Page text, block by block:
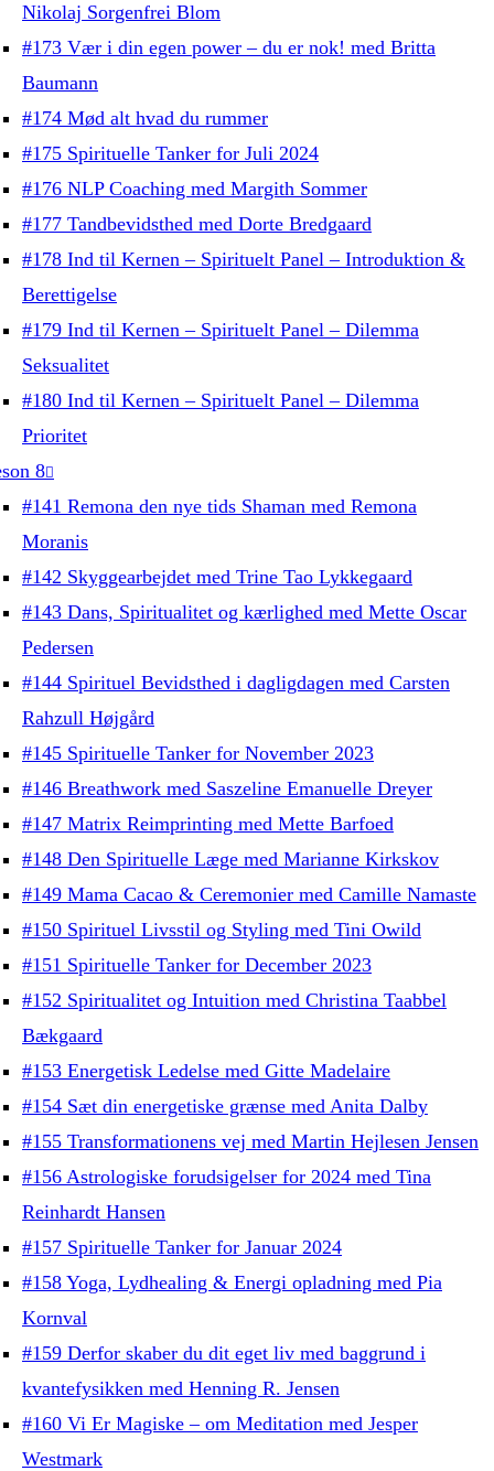
Nikolaj Sorgenfrei Blom
#173 Vær i din egen power – du er nok! med Britta
Baumann
#174 Mød alt hvad du rummer
#175 Spirituelle Tanker for Juli 2024
#176 NLP Coaching med Margith Sommer
#177 Tandbevidsthed med Dorte Bredgaard
#178 Ind til Kernen – Spirituelt Panel – Introduktion &
Berettigelse
#179 Ind til Kernen – Spirituelt Panel – Dilemma
Seksualitet
#180 Ind til Kernen – Spirituelt Panel – Dilemma
Prioritet
8
#141 Remona den nye tids Shaman med Remona
Moranis
#142 Skyggearbejdet med Trine Tao Lykkegaard
#143 Dans, Spiritualitet og kærlighed med Mette Oscar
Pedersen
#144 Spirituel Bevidsthed i dagligdagen med Carsten
Rahzull Højgård
#145 Spirituelle Tanker for November 2023
#146 Breathwork med Saszeline Emanuelle Dreyer
#147 Matrix Reimprinting med Mette Barfoed
#148 Den Spirituelle Læge med Marianne Kirkskov
#149 Mama Cacao & Ceremonier med Camille Namaste
#150 Spirituel Livsstil og Styling med Tini Owild
#151 Spirituelle Tanker for December 2023
#152 Spiritualitet og Intuition med Christina Taabbel
Bækgaard
#153 Energetisk Ledelse med Gitte Madelaire
#154 Sæt din energetiske grænse med Anita Dalby
#155 Transformationens vej med Martin Hejlesen Jensen
#156 Astrologiske forudsigelser for 2024 med Tina
Reinhardt Hansen
#157 Spirituelle Tanker for Januar 2024
#158 Yoga, Lydhealing & Energi opladning med Pia
Kornval
#159 Derfor skaber du dit eget liv med baggrund i
kvantefysikken med Henning R. Jensen
#160 Vi Er Magiske – om Meditation med Jesper
Westmark